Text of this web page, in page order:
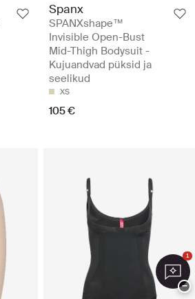
Spanx
SPANXshape™
Invisible Open-Bust
Mid-Thigh Bodysuit -
Kujuandvad püksid ja
seelikud
XS
105 €
1
−